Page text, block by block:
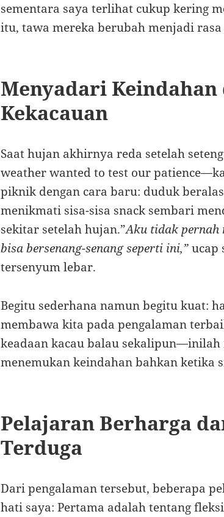
sementara saya terlihat cukup kering
itu, tawa mereka berubah menjadi
Menyadari Keindahan
Kekacauan
Saat hujan akhirnya reda setelah
weather wanted to test our
piknik dengan cara baru: duduk
menikmati sisa-sisa snack sembari
sekitar setelah hujan.”Aku tidak pernah
bisa bersenang-senang seperti ini,”ucap
tersenyum lebar.
Begitu sederhana namun begitu kuat:
membawa kita pada pengalaman
keadaan kacau balau
menemukan keindahan bahkan ketika
Pelajaran Berharga
Terduga
Dari pengalaman tersebut, beberapa
hati saya: Pertama adalah tentang